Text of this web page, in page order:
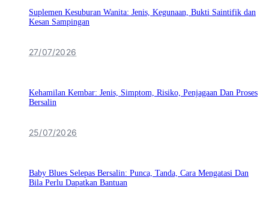
Suplemen Kesuburan Wanita: Jenis, Kegunaan, Bukti Saintifik dan
Kesan Sampingan
27/07/2026
Kehamilan Kembar: Jenis, Simptom, Risiko, Penjagaan Dan Proses
Bersalin
25/07/2026
Baby Blues Selepas Bersalin: Punca, Tanda, Cara Mengatasi Dan
Bila Perlu Dapatkan Bantuan